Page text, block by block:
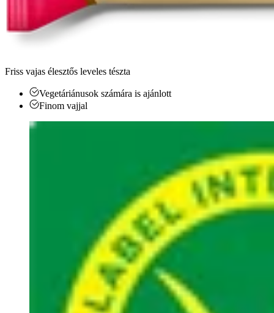
Friss vajas élesztős leveles tészta
Vegetáriánusok számára is ajánlott
Finom vajjal